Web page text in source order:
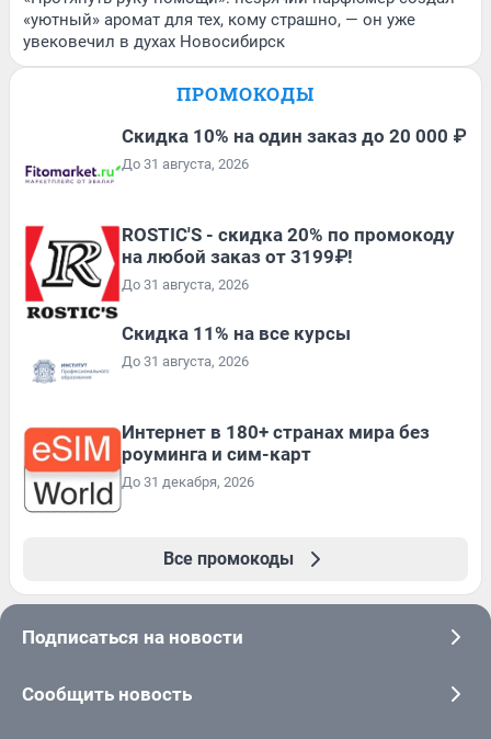
«уютный» аромат для тех, кому страшно, — он уже
увековечил в духах Новосибирск
ПРОМОКОДЫ
Скидка 10% на один заказ до 20 000 ₽
До 31 августа, 2026
ROSTIC'S - скидка 20% по промокоду
на любой заказ от 3199₽!
До 31 августа, 2026
Скидка 11% на все курсы
До 31 августа, 2026
Интернет в 180+ странах мира без
роуминга и сим-карт
До 31 декабря, 2026
Все промокоды
Подписаться на новости
Сообщить новость